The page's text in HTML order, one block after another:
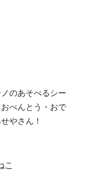
のあそべるシー
べんとう・おで
やさん！